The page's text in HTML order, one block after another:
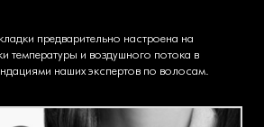
предварительно настроена на
температуры и воздушного потока в
наших экспертов по волосам.